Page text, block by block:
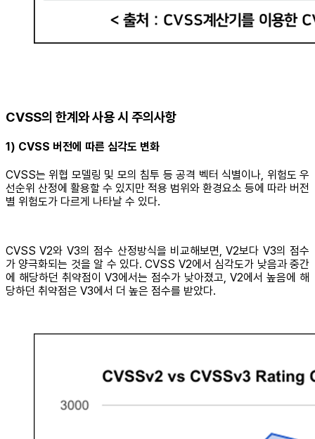
CVSS의 한계와 사용 시 주의사항
1) CVSS 버전에 따른 심각도 변화
CVSS는 위협 모델링 및 모의 침투 등 공격 벡터 식별이나, 위험도 우
선순위 산정에 활용할 수 있지만 적용 범위와 환경요소 등에 따라 버전
별 위험도가 다르게 나타날 수 있다.
CVSS V2와 V3의 점수 산정방식을 비교해보면, V2보다 V3의 점수
가 양극화되는 것을 알 수 있다. CVSS V2에서 심각도가 낮음과 중간
에 해당하던 취약점이 V3에서는 점수가 낮아졌고, V2에서 높음에 해
당하던 취약점은 V3에서 더 높은 점수를 받았다.